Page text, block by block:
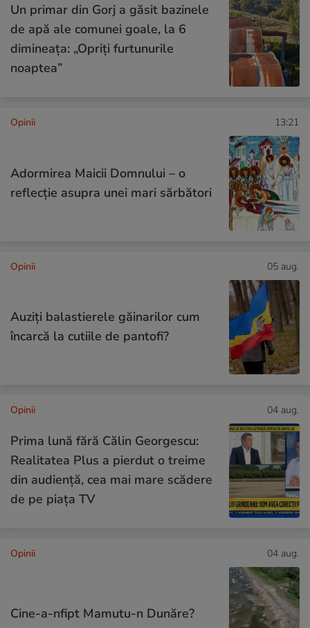
Un primar din Gorj a găsit bazinele
de apă ale comunei goale, la 6
dimineața: „Opriți furtunurile
noaptea”
Opinii 13:21
Adormirea Maicii Domnului – o
reflecție asupra unei mari sărbători
Opinii 05 aug.
Auziți balastierele găinarilor cum
încarcă la cutiile de pantofi?
Opinii 04 aug.
Prima lună fără Călin Georgescu:
Realitatea Plus a pierdut o treime
din audiență, cea mai mare scădere
de pe piața TV
Opinii 04 aug.
Cine-a-nfipt Mamutu-n Dunăre?